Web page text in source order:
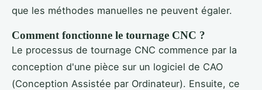
que les méthodes manuelles ne peuvent égaler.
Comment fonctionne le tournage CNC ?
Le processus de tournage CNC commence par la
conception d'une pièce sur un logiciel de CAO
(Conception Assistée par Ordinateur). Ensuite, ce